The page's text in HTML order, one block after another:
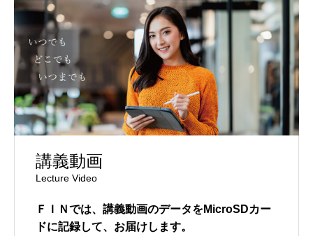
講義動画
Lecture Video
ＦＩＮでは、講義動画のデータをMicroSDカー
ドに記録して、お届けします。